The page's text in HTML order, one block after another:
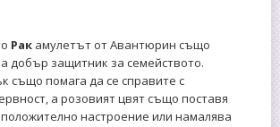
Рак амулетът от Авантюрин също
добър защитник за семейството.
също помага да се справите с
а розовият цвят също поставя
настроение или намалява